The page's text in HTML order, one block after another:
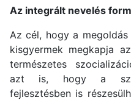
Az integrált nevelés
Az cél, hogy a
kisgyermek megkapja
természetes
azt is, hogy a
fejlesztésben is